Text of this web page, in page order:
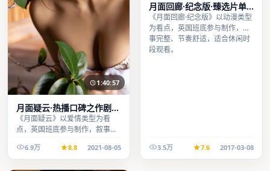
1:40:57
月面疑云·热播口碑之作剧情
扎实演技在线
《月面疑云》以爱情类型为看
点，英国班底参与制作，叙事完
看。6.9万 8.8 2021-08-05
月面回廊·纪念版·臻选片单
推荐画质清晰观看流畅
《月面回廊·纪念版》以动漫类型
为看点，英国班底参与制作，叙
事完整、节奏舒适，适合休闲时
段观看。
3.5万 7.6 2017-03-08